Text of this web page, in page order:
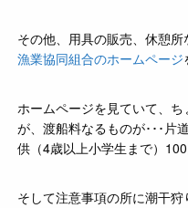
その他、用具の販売、休憩
漁業協同組合のホームページ
ホームページを見ていて、
が、渡船料なるものが･･･片
供（4歳以上小学生まで）100
そして注意事項の所に潮干